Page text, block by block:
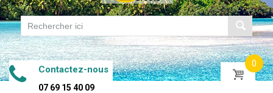
Contactez-nous
07 69 15 40 09
0